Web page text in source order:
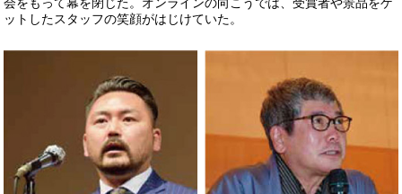
ットしたスタッフの笑顔がはじけていた。